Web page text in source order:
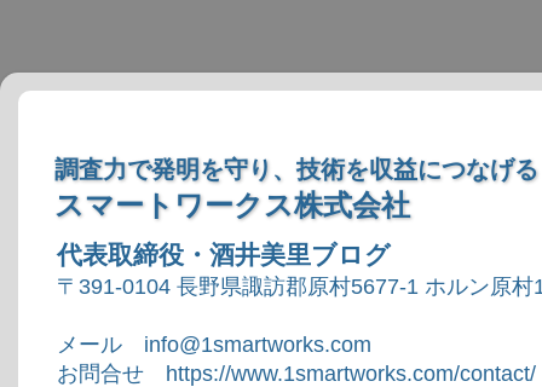
調査力で発明を守り、技術を収益につなげる
スマートワークス株式会社
代表取締役・酒井美里ブログ
〒391-0104 長野県諏訪郡原村5677-1 ホルン原村
メール info@1smartworks.com
お問合せ https://www.1smartworks.com/contact/